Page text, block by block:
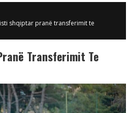
shqiptar pranë transferimit te
Transferimit Te